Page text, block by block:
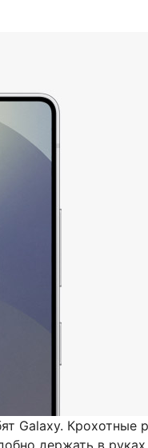
Galaxy.